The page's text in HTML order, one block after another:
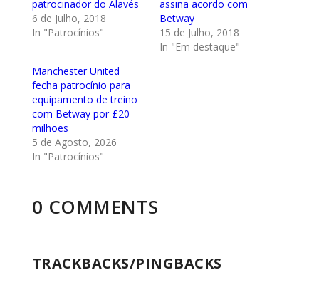
patrocinador do Alavés
6 de Julho, 2018
In "Patrocínios"
assina acordo com
Betway
15 de Julho, 2018
In "Em destaque"
Manchester United
fecha patrocínio para
equipamento de treino
com Betway por £20
milhões
5 de Agosto, 2026
In "Patrocínios"
0 COMMENTS
TRACKBACKS/PINGBACKS